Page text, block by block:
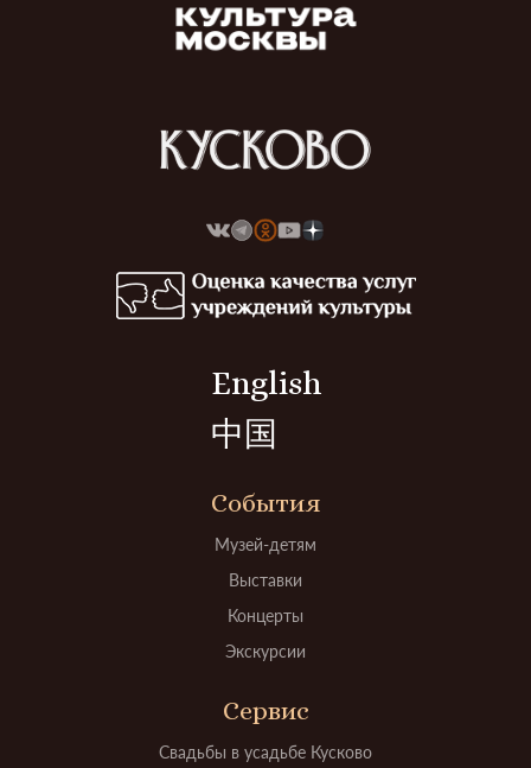
English
中国
События
Музей-детям
Выставки
Концерты
Экскурсии
Сервис
Свадьбы в усадьбе Кусково